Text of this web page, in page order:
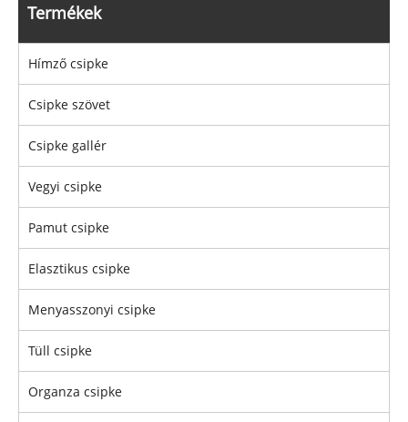
Termékek
Hímző csipke
Csipke szövet
Csipke gallér
Vegyi csipke
Pamut csipke
Elasztikus csipke
Menyasszonyi csipke
Tüll csipke
Organza csipke